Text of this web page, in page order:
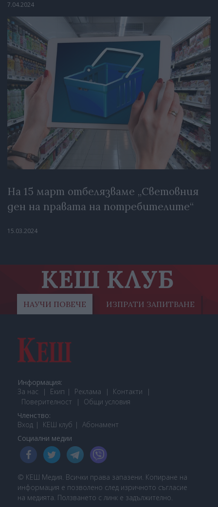
7.04.2024
На 15 март отбелязваме „Световния
ден на правата на потребителите“
15.03.2024
КЕШ КЛУБ
НАУЧИ ПОВЕЧЕ ИЗПРАТИ ЗАПИТВАНЕ
Информация:
За нас
Екип Реклама
Контакти
Поверителност
Общи условия
Членство:
Вход
КЕШ клуб Абонамент
Социални медии
© КЕШ Медия. Всички права запазени. Копиране на
информация е позволено след изричното съгласие
на медията. Ползването с линк е задължително.